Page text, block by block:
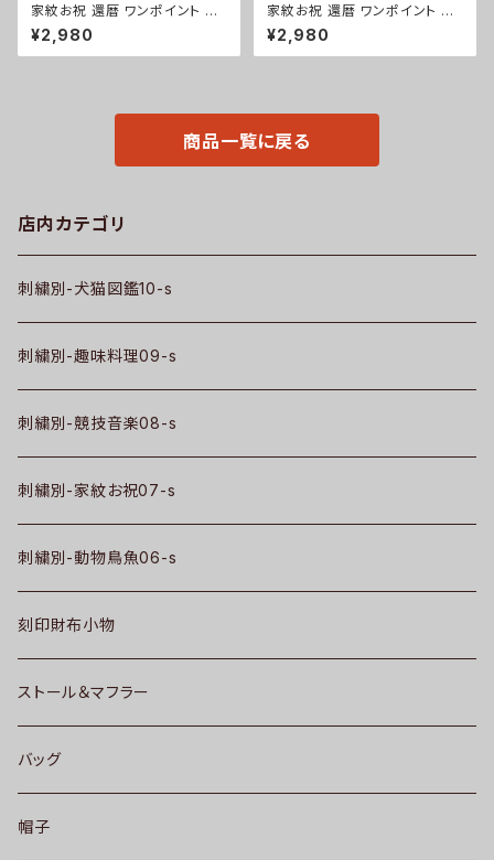
家紋お祝 還暦 ワンポイント 刺
繍 オリジナル 半袖 ポロシャツ
レディース 無地 ロゴ おしゃれ
ゴルフ 吸汗速乾 黒 ブラック ネ
¥2,980
家紋お祝 還暦 ワンポイント 刺
繍 保温保冷ミニバッグ エコバッ
グ 軽量 バッグインバッグ レディ
ース メンズ 雑貨 グッズ 自社ブ
¥2,980
商品一覧に戻る
店内カテゴリ
刺繍別-犬猫図鑑10-s
刺繍別-趣味料理09-s
刺繍別-競技音楽08-s
刺繍別-家紋お祝07-s
刺繍別-動物鳥魚06-s
刻印財布小物
ストール＆マフラー
バッグ
帽子